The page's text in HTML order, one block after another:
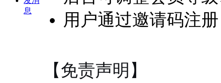
息
用户通过邀请码注
【免责声明】